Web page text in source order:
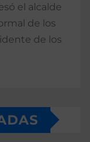
el alcalde
de los
de los